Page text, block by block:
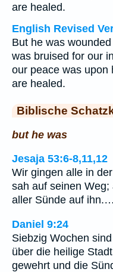
are healed.
English Revised
But he was
was bruised for our
our peace was upon
are healed.
Biblische
but he was
Jesaja 53:6-8,11,12
Wir gingen alle in
sah auf seinen
aller Sünde auf ihn.…
Daniel 9:24
Siebzig Wochen
über die heilige
gewehrt und die